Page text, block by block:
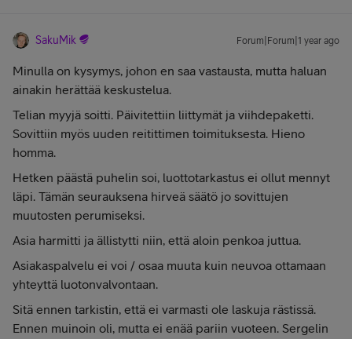
SakuMik Forum|Forum|1 year ago
Minulla on kysymys, johon en saa vastausta, mutta haluan
ainakin herättää keskustelua.
Telian myyjä soitti. Päivitettiin liittymät ja viihdepaketti.
Sovittiin myös uuden reitittimen toimituksesta. Hieno
homma.
Hetken päästä puhelin soi, luottotarkastus ei ollut mennyt
läpi. Tämän seurauksena hirveä säätö jo sovittujen
muutosten perumiseksi.
Asia harmitti ja ällistytti niin, että aloin penkoa juttua.
Asiakaspalvelu ei voi / osaa muuta kuin neuvoa ottamaan
yhteyttä luotonvalvontaan.
Sitä ennen tarkistin, että ei varmasti ole laskuja rästissä.
Ennen muinoin oli, mutta ei enää pariin vuoteen. Sergelin